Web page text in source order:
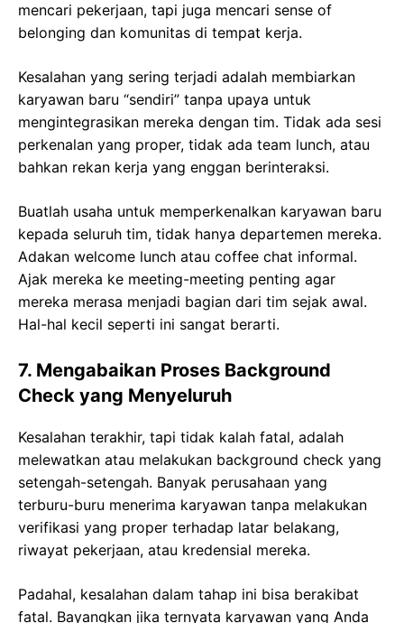
mencari pekerjaan, tapi juga mencari sense of
belonging dan komunitas di tempat kerja.
Kesalahan yang sering terjadi adalah membiarkan
karyawan baru “sendiri” tanpa upaya untuk
mengintegrasikan mereka dengan tim. Tidak ada sesi
perkenalan yang proper, tidak ada team lunch, atau
bahkan rekan kerja yang enggan berinteraksi.
Buatlah usaha untuk memperkenalkan karyawan baru
kepada seluruh tim, tidak hanya departemen mereka.
Adakan welcome lunch atau coffee chat informal.
Ajak mereka ke meeting-meeting penting agar
mereka merasa menjadi bagian dari tim sejak awal.
Hal-hal kecil seperti ini sangat berarti.
7. Mengabaikan Proses Background
Check yang Menyeluruh
Kesalahan terakhir, tapi tidak kalah fatal, adalah
melewatkan atau melakukan background check yang
setengah-setengah. Banyak perusahaan yang
terburu-buru menerima karyawan tanpa melakukan
verifikasi yang proper terhadap latar belakang,
riwayat pekerjaan, atau kredensial mereka.
Padahal, kesalahan dalam tahap ini bisa berakibat
fatal. Bayangkan jika ternyata karyawan yang Anda